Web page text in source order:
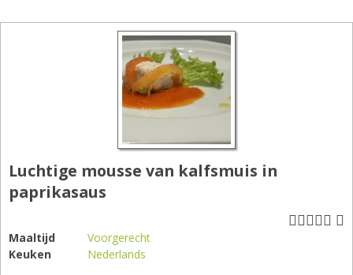
Luchtige mousse van kalfsmuis in
paprikasaus
Maaltijd
Voorgerecht
Keuken
Nederlands